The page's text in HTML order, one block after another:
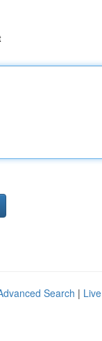
Search | Live